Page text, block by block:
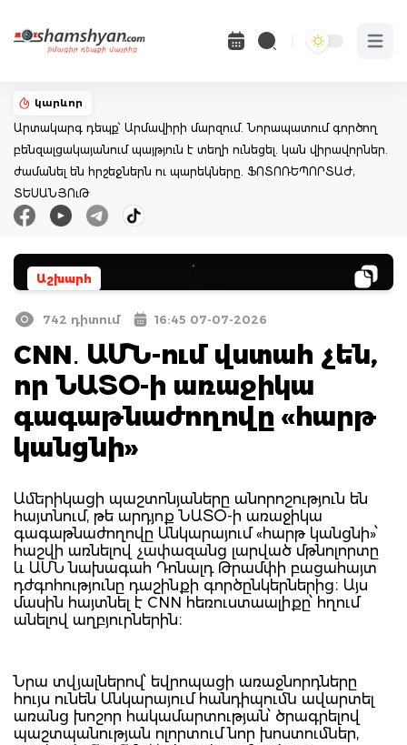
Open
կարևոր
Արտակարգ դեպք՝ Արմավիրի մարզում. Նորապատում գործող
բենզալցակայանում պայթյուն է տեղի ունեցել. կան վիրավորներ.
ժամանել են հրշեջներն ու պարեկները. ՖՈՏՈՌԵՊՈՐՏԱԺ,
ՏԵՍԱՆՅՈւԹ
Աշխարհ
742 դիտում 16:45 07-07-2026
CNN․ ԱՄՆ-ում վստահ չեն,
որ ՆԱՏՕ-ի առաջիկա
գագաթնաժողովը «հարթ
կանցնի»
Ամերիկացի պաշտոնյաները անորոշություն են
հայտնում, թե արդյոք ՆԱՏՕ-ի առաջիկա
գագաթնաժողովը Անկարայում «հարթ կանցնի»՝
հաշվի առնելով չափազանց լարված մթնոլորտը
և ԱՄՆ նախագահ Դոնալդ Թրամփի բացահայտ
դժգոհությունը դաշինքի գործընկերներից։ Այս
մասին հայտնել է CNN հեռուստաալիքը՝ հղում
անելով աղբյուրներին։
Նրա տվյալներով՝ եվրոպացի առաջնորդները
հույս ունեն Անկարայում հանդիպումն ավարտել
առանց խոշոր հակամարտության՝ ծրագրելով
պաշտպանության ոլորտում նոր խոստումներ,